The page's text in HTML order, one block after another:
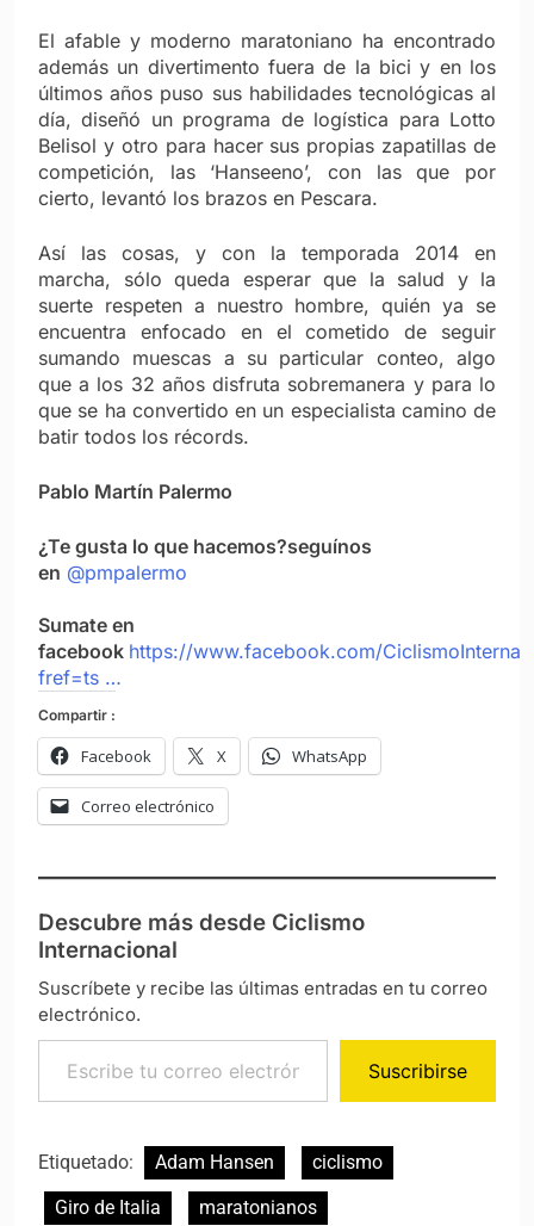
El afable y moderno maratoniano ha encontrado
además un divertimento fuera de la bici y en los
últimos años puso sus habilidades tecnológicas al
día, diseñó un programa de logística para Lotto
Belisol y otro para hacer sus propias zapatillas de
competición, las ‘Hanseeno’, con las que por
cierto, levantó los brazos en Pescara.
Así las cosas, y con la temporada 2014 en
marcha, sólo queda esperar que la salud y la
suerte respeten a nuestro hombre, quién ya se
encuentra enfocado en el cometido de seguir
sumando muescas a su particular conteo, algo
que a los 32 años disfruta sobremanera y para lo
que se ha convertido en un especialista camino de
batir todos los récords.
Pablo Martín Palermo
¿Te gusta lo que hacemos?seguínos
en @pmpalermo
Sumate en
facebook https://www.facebook.com/
fref=ts …
Compartir :
Facebook X WhatsApp
Correo electrónico
Descubre más desde Ciclismo
Internacional
Suscríbete y recibe las últimas entradas en tu correo
electrónico.
Escribe tu correo electrónico…
Suscribirse
Etiquetado: Adam Hansen
ciclismo
Giro de Italia
maratonianos